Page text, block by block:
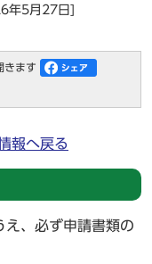
年5月27日]
きます
報へ戻る
え、必ず申請書類の